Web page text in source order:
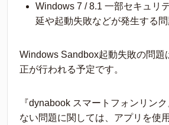
Windows 7 / 8.1 一部セキュリ
延や起動失敗などが発生する問
Windows Sandbox起動失敗の問題
正が行われる予定です。
『dynabook スマートフォンリン
ない問題に関しては、アプリを使